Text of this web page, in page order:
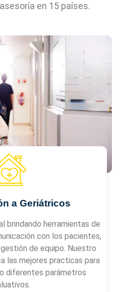
en 15 países.
a Geriátricos
brindando herramientas de
con los pacientes,
de equipo. Nuestro
las mejores practicas para
diferentes parámetros